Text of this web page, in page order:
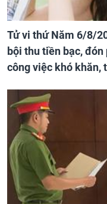
Tử vi thứ Năm 6/8/
bội thu tiền bạc,
công việc khó khăn,